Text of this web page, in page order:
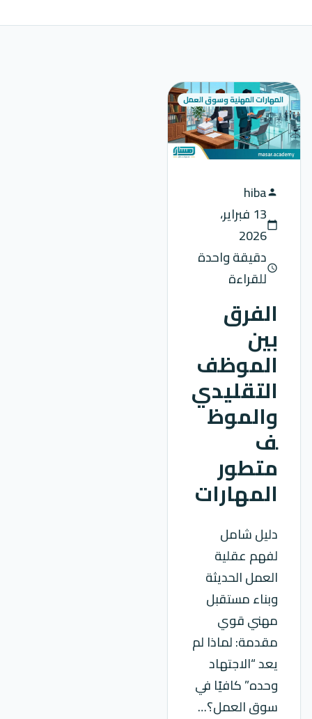
المهارات المهنية وسوق العمل
person
hiba
calendar_today
13 فبراير،
2026
scheduleدقيقة واحدة
للقراءة
الفرق
بين
الموظف
التقليدي
والموظ
ف
متطور
المهارات
دليل شامل
لفهم عقلية
العمل الحديثة
وبناء مستقبل
مهني قوي
مقدمة: لماذا لم
يعد “الاجتهاد
وحده” كافيًا في
سوق العمل؟…